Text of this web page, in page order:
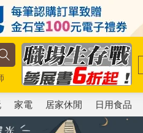
家電 居家休閒 日用食品